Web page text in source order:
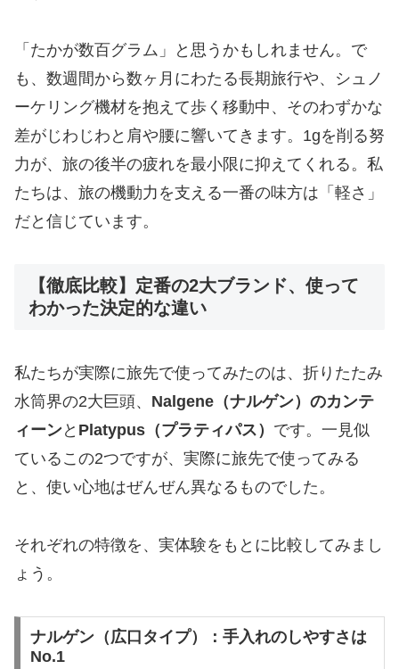
​「たかが数百グラム」と思うかもしれません。で
も、数週間から数ヶ月にわたる長期旅行や、シュノ
ーケリング機材を抱えて歩く移動中、そのわずかな
差がじわじわと肩や腰に響いてきます。1gを削る努
力が、旅の後半の疲れを最小限に抑えてくれる。私
たちは、旅の機動力を支える一番の味方は「軽さ」
だと信じています。
【徹底比較】定番の2大ブランド、使って
わかった決定的な違い
私たちが実際に旅先で使ってみたのは、折りたたみ
水筒界の2大巨頭、 Nalgene（ナルゲン）のカンテ
ィーンと Platypus（プラティパス） です。一見似
ているこの2つですが、実際に旅先で使ってみる
と、使い心地はぜんぜん異なるものでした。
​それぞれの特徴を、実体験をもとに比較してみまし
ょう。
ナルゲン（広口タイプ）：手入れのしやすさは
No.1